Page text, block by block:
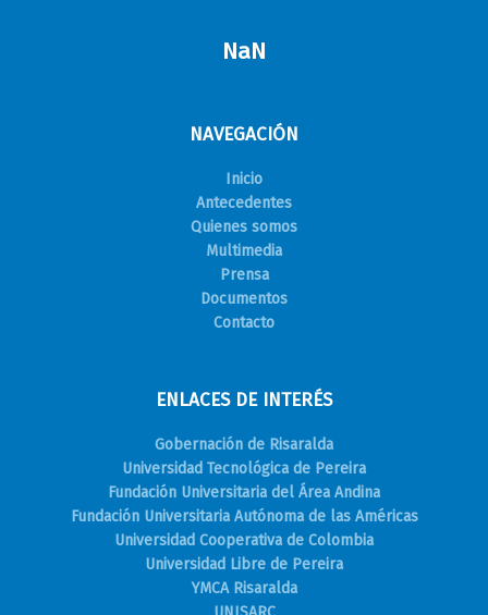
NaN
NAVEGACIÓN
Inicio
Antecedentes
Quienes somos
Multimedia
Prensa
Documentos
Contacto
ENLACES DE INTERÉS
Gobernación de Risaralda
Universidad Tecnológica de Pereira
Fundación Universitaria del Área Andina
Fundación Universitaria Autónoma de las Américas
Universidad Cooperativa de Colombia
Universidad Libre de Pereira
YMCA Risaralda